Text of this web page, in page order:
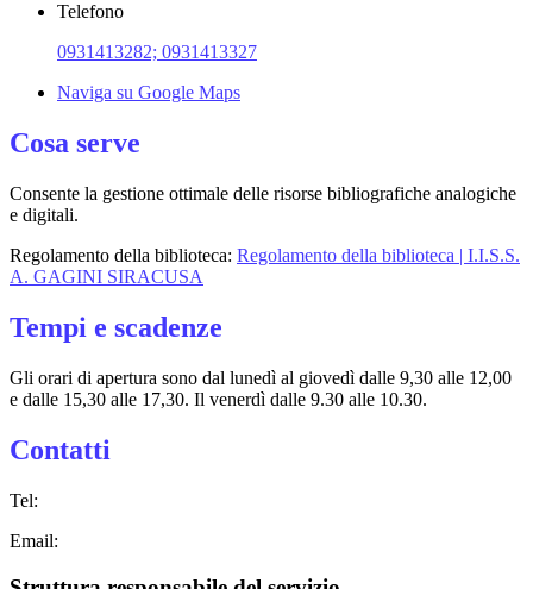
Telefono
0931413282; 0931413327
Naviga su Google Maps
Cosa serve
Consente la gestione ottimale delle risorse bibliografiche analogiche
e digitali.
Regolamento della biblioteca: Regolamento della biblioteca | I.I.S.S.
A. GAGINI SIRACUSA
Tempi e scadenze
Gli orari di apertura sono dal lunedì al giovedì dalle 9,30 alle 12,00
e dalle 15,30 alle 17,30. Il venerdì dalle 9.30 alle 10.30.
Contatti
Tel:
Email: